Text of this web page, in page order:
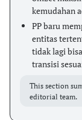
kemudahan
PP baru
entitas
tidak lagi
transisi
This section
editorial team.